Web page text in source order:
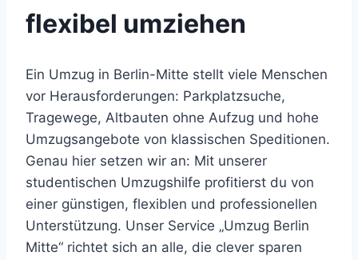
flexibel umziehen
Ein Umzug in Berlin-Mitte stellt viele Menschen
vor Herausforderungen: Parkplatzsuche,
Tragewege, Altbauten ohne Aufzug und hohe
Umzugsangebote von klassischen Speditionen.
Genau hier setzen wir an: Mit unserer
studentischen Umzugshilfe profitierst du von
einer günstigen, flexiblen und professionellen
Unterstützung. Unser Service „Umzug Berlin
Mitte“ richtet sich an alle, die clever sparen